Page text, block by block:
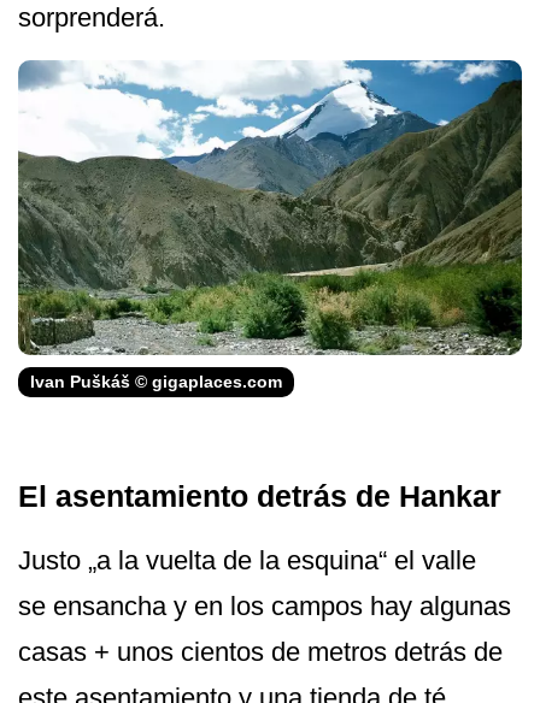
sorprenderá.
Ivan Puškáš © gigaplaces.com
El asentamiento detrás de Hankar
Justo „a la vuelta de la esquina“ el valle
se ensancha y en los campos hay algunas
casas + unos cientos de metros detrás de